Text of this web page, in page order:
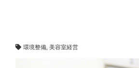
環境整備 ,美容室経営